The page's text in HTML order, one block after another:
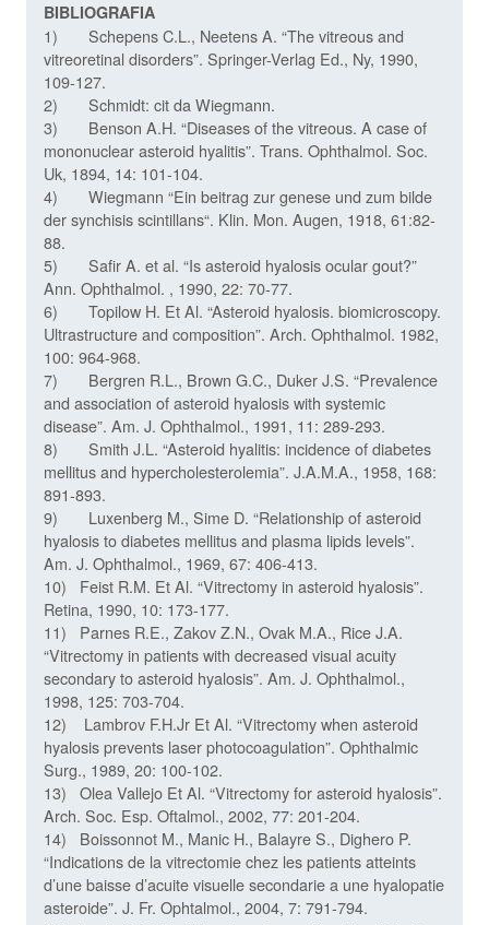
BIBLIOGRAFIA
1) Schepens C.L., Neetens A. “The vitreous and
vitreoretinal disorders”. Springer-Verlag Ed., Ny, 1990,
109-127.
2) Schmidt: cit da Wiegmann.
3) Benson A.H. “Diseases of the vitreous. A case of
mononuclear asteroid hyalitis”. Trans. Ophthalmol. Soc.
Uk, 1894, 14: 101-104.
4) Wiegmann “Ein beitrag zur genese und zum bilde
der synchisis scintillans“. Klin. Mon. Augen, 1918, 61:82-
88.
5) Safir A. et al. “Is asteroid hyalosis ocular gout?”
Ann. Ophthalmol. , 1990, 22: 70-77.
6) Topilow H. Et Al. “Asteroid hyalosis. biomicroscopy.
Ultrastructure and composition”. Arch. Ophthalmol. 1982,
100: 964-968.
7) Bergren R.L., Brown G.C., Duker J.S. “Prevalence
and association of asteroid hyalosis with systemic
disease”. Am. J. Ophthalmol., 1991, 11: 289-293.
8) Smith J.L. “Asteroid hyalitis: incidence of diabetes
mellitus and hypercholesterolemia”. J.A.M.A., 1958, 168:
891-893.
9) Luxenberg M., Sime D. “Relationship of asteroid
hyalosis to diabetes mellitus and plasma lipids levels”.
Am. J. Ophthalmol., 1969, 67: 406-413.
10) Feist R.M. Et Al. “Vitrectomy in asteroid hyalosis”.
Retina, 1990, 10: 173-177.
11) Parnes R.E., Zakov Z.N., Ovak M.A., Rice J.A.
“Vitrectomy in patients with decreased visual acuity
secondary to asteroid hyalosis”. Am. J. Ophthalmol.,
1998, 125: 703-704.
12) Lambrov F.H.Jr Et Al. “Vitrectomy when asteroid
hyalosis prevents laser photocoagulation”. Ophthalmic
Surg., 1989, 20: 100-102.
13) Olea Vallejo Et Al. “Vitrectomy for asteroid hyalosis”.
Arch. Soc. Esp. Oftalmol., 2002, 77: 201-204.
14) Boissonnot M., Manic H., Balayre S., Dighero P.
“Indications de la vitrectomie chez les patients atteints
d’une baisse d’acuite visuelle secondarie a une hyalopatie
asteroide”. J. Fr. Ophtalmol., 2004, 7: 791-794.